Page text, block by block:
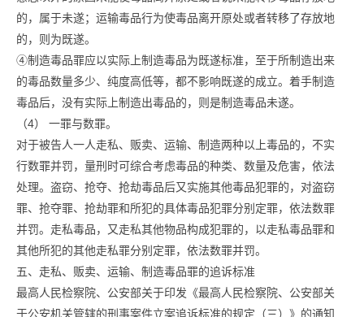
的，属于未遂；运输毒品行为使毒品离开原处或者转移了存放地
的，则为既遂。
④制造毒品罪应以实际上制造毒品为既遂标准，至于所制造出来
的毒品数量多少、纯度高低等，都不影响既遂的成立。着手制造
毒品后，没有实际上制造出毒品的，则是制造毒品未遂。
（4） 一罪与数罪。
对于被告人一人走私、贩卖、运输、制造两种以上毒品的，不实
行数罪并罚，量刑时可综合考虑毒品的种类、数量及危害，依法
处理。盗窃、抢夺、抢劫毒品后又实施其他毒品犯罪的，对盗窃
罪、抢夺罪、抢劫罪和所犯的具体毒品犯罪分别定罪，依法数罪
并罚。走私毒品，又走私其他物品构成犯罪的，以走私毒品罪和
其他所犯的其他走私罪分别定罪，依法数罪并罚。
五、走私、贩卖、运输、制造毒品罪的追诉标准
最高人民检察院、公安部关于印发《最高人民检察院、公安部关
于公安机关管辖的刑事案件立案追诉标准的规定（三）》的通知